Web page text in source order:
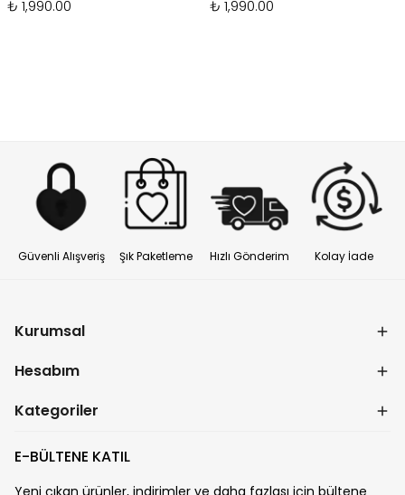
₺ 1,990.00 ₺ 1,990.00
Güvenli Alışveriş Şık Paketleme Hızlı Gönderim Kolay İade
Kurumsal
Hesabım
Kategoriler
E-BÜLTENE KATIL